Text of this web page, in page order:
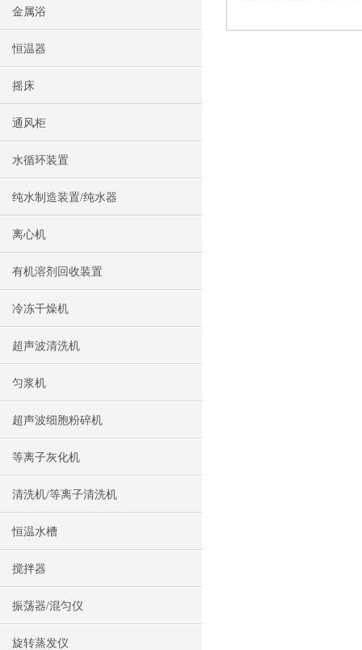
金属浴
恒温器
摇床
通风柜
水循环装置
纯水制造装置/纯水器
离心机
有机溶剂回收装置
冷冻干燥机
超声波清洗机
匀浆机
超声波细胞粉碎机
等离子灰化机
清洗机/等离子清洗机
恒温水槽
搅拌器
振荡器/混匀仪
旋转蒸发仪